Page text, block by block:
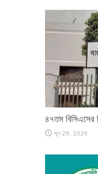
৪৭তম বিসিএসের
জুন 29, 2026